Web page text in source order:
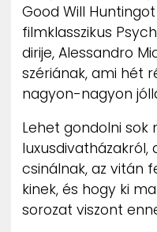
Good Will
filmklasszikus
dirije, Alessandro
szériának, ami hét
nagyon-nagyon
Lehet gondolni sok
csinálnak, az vitán
kinek, és hogy ki
sorozat viszont